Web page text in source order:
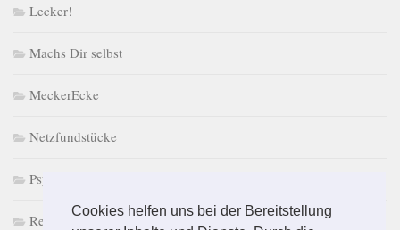
Cookies helfen uns bei der Bereitstellung
Lecker!
Machs Dir selbst
MeckerEcke
Netzfundstücke
PsychoPuzzle
Retro macht Laune